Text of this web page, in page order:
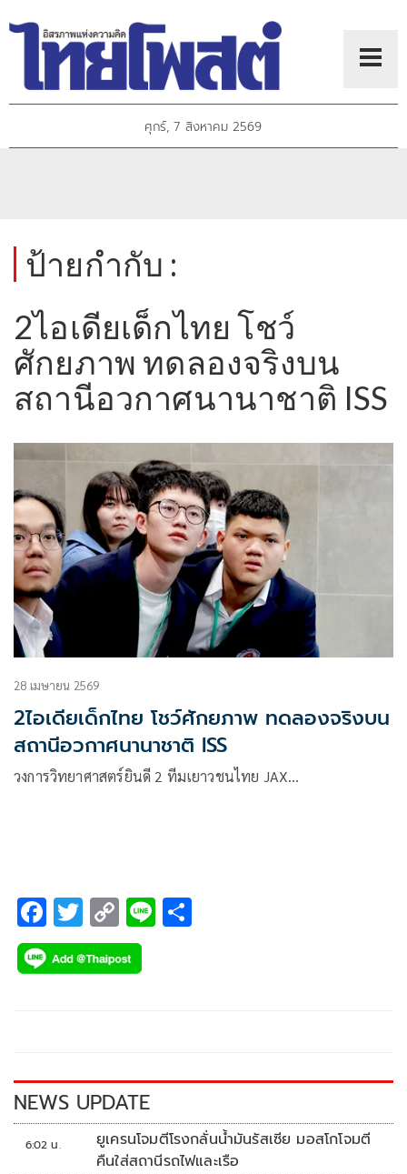
ศุกร์, 7 สิงหาคม 2569
ป้ายกำกับ :
2ไอเดียเด็กไทย โชว์
ศักยภาพ ทดลองจริงบน
สถานีอวกาศนานาชาติ ISS
28 เมษายน 2569
2ไอเดียเด็กไทย โชว์ศักยภาพ ทดลองจริงบน
สถานีอวกาศนานาชาติ ISS
วงการวิทยาศาสตร์ยินดี 2 ทีมเยาวชนไทย JAX…
F
ac
e
k
T
wi
tt
C
o
p
k
Li
NEWS UPDATE
6:02 น.
ยูเครนโจมตีโรงกลั่นน้ำมันรัสเซีย มอสโกโจมตี
คืนใส่สถานีรถไฟและเรือ